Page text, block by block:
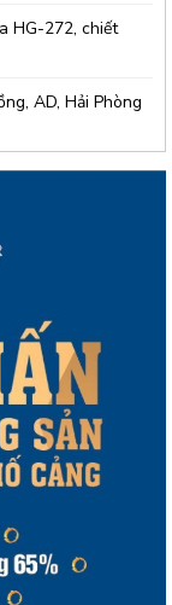
HG-272, chiết
AD, Hải Phòng